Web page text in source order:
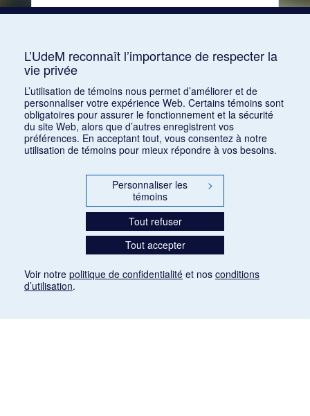
1 2 3 4 5 … 1168
L’UdeM reconnaît l’importance de respecter la
vie privée
L’utilisation de témoins nous permet d’améliorer et de
personnaliser votre expérience Web. Certains témoins sont
obligatoires pour assurer le fonctionnement et la sécurité
du site Web, alors que d’autres enregistrent vos
préférences. En acceptant tout, vous consentez à notre
utilisation de témoins pour mieux répondre à vos besoins.
Personnaliser les
témoins
>
Tout refuser
Tout accepter
Voir notre politique de confidentialité et nos conditions
d’utilisation.